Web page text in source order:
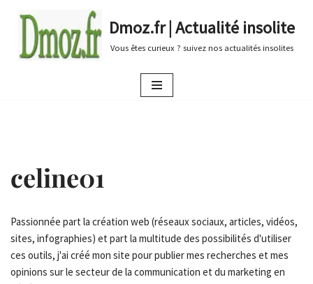
au
Dmoz.fr | Actualité insolite
Vous êtes curieux ? suivez nos actualités insolites
celine01
Passionnée part la création web (réseaux sociaux, articles, vidéos,
sites, infographies) et part la multitude des possibilités d'utiliser
ces outils, j'ai créé mon site pour publier mes recherches et mes
opinions sur le secteur de la communication et du marketing en